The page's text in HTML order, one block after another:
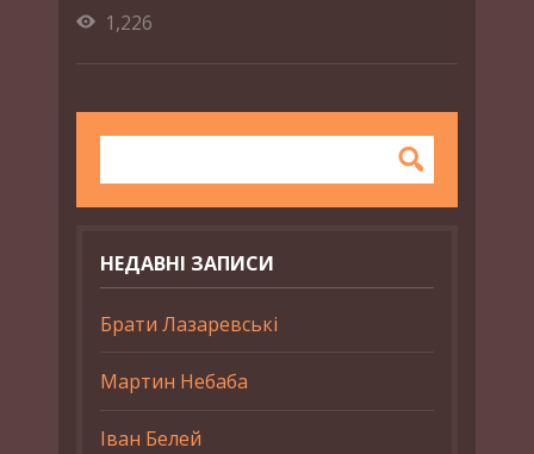
1,226
НЕДАВНІ ЗАПИСИ
Брати Лазаревські
Мартин Небаба
Іван Белей